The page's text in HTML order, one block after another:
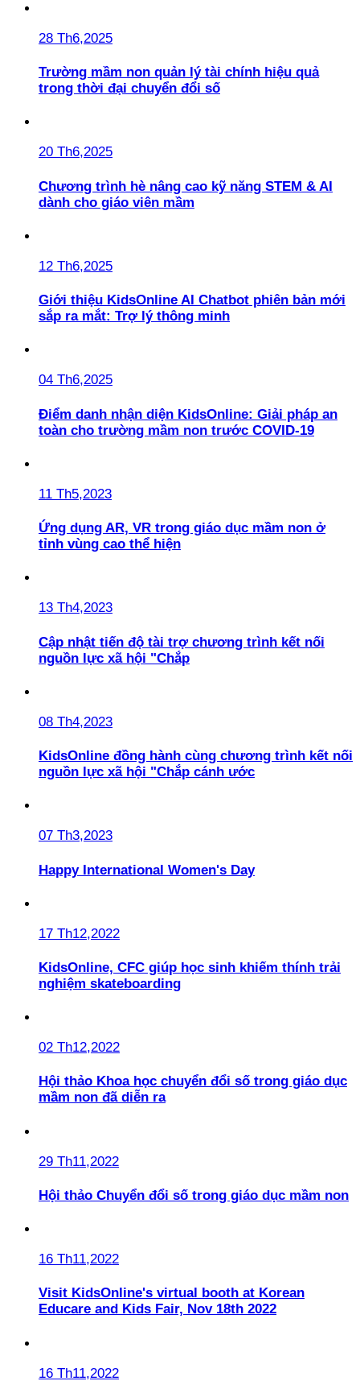
28 Th6,2025
Trường mầm non quản lý tài chính hiệu quả
trong thời đại chuyển đổi số
20 Th6,2025
Chương trình hè nâng cao kỹ năng STEM & AI
dành cho giáo viên mầm
12 Th6,2025
Giới thiệu KidsOnline AI Chatbot phiên bản mới
sắp ra mắt: Trợ lý thông minh
04 Th6,2025
Điểm danh nhận diện KidsOnline: Giải pháp an
toàn cho trường mầm non trước COVID-19
11 Th5,2023
Ứng dụng AR, VR trong giáo dục mầm non ở
tỉnh vùng cao thể hiện
13 Th4,2023
Cập nhật tiến độ tài trợ chương trình kết nối
nguồn lực xã hội "Chắp
08 Th4,2023
KidsOnline đồng hành cùng chương trình kết nối
nguồn lực xã hội "Chắp cánh ước
07 Th3,2023
Happy International Women's Day
17 Th12,2022
KidsOnline, CFC giúp học sinh khiếm thính trải
nghiệm skateboarding
02 Th12,2022
Hội thảo Khoa học chuyển đổi số trong giáo dục
mầm non đã diễn ra
29 Th11,2022
Hội thảo Chuyển đổi số trong giáo dục mầm non
16 Th11,2022
Visit KidsOnline's virtual booth at Korean
Educare and Kids Fair, Nov 18th 2022
16 Th11,2022